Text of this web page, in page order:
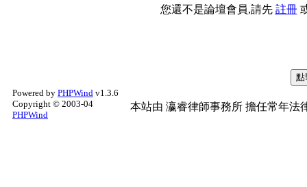
您還不是論壇會員,請先 註冊
Powered by PHPWind v1.3.6
Copyright © 2003-04
PHPWind
本站由 瀛睿律師事務所 擔任常年法